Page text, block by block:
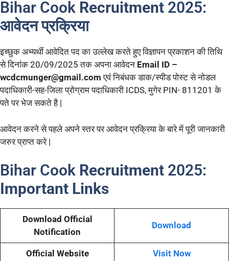
Bihar Cook Recruitment 2025:
आवेदन प्रक्रिया
इच्छुक अभ्यर्थी आवेदित पद का उल्लेख करते हुए विज्ञापन प्रकाशन की तिथि
से दिनांक 20/09/2025 तक अपना आवेदन Email ID –
wcdcmunger@gmail.comएवं निबंधक डाक/स्पीड पोस्ट से नोडल
पदाधिकारी-सह-जिला प्रोग्राम पदाधिकारी ICDS, मुगेर PIN- 811201 के
पते पर भेज सकते है |
आवेदन करने से पहले अपने स्तर पर आवेदन प्रक्रिया के बारे में पूरी जानकारी
जरुर प्राप्त करे |
Bihar Cook Recruitment 2025:
Important Links
Download Official
Notification
Download
Official Website Visit Now